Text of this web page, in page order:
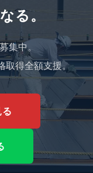
る。
集中。
取得全額支援。